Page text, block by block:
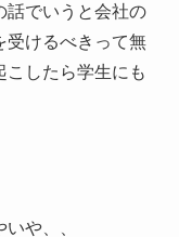
話でいうと会社の
受けるべきって無
こしたら学生にも
や、、